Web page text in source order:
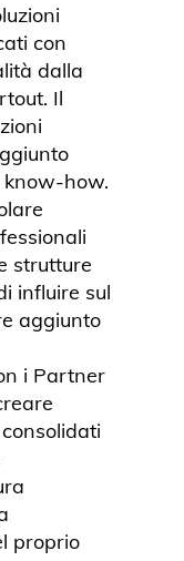
con
dalla
Il
how.
strutture
influire sul
aggiunto
i Partner
proprio